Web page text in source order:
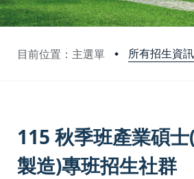
目前位置：主選單 所有招生資訊
115 秋季班產業碩
製造)專班招生社群